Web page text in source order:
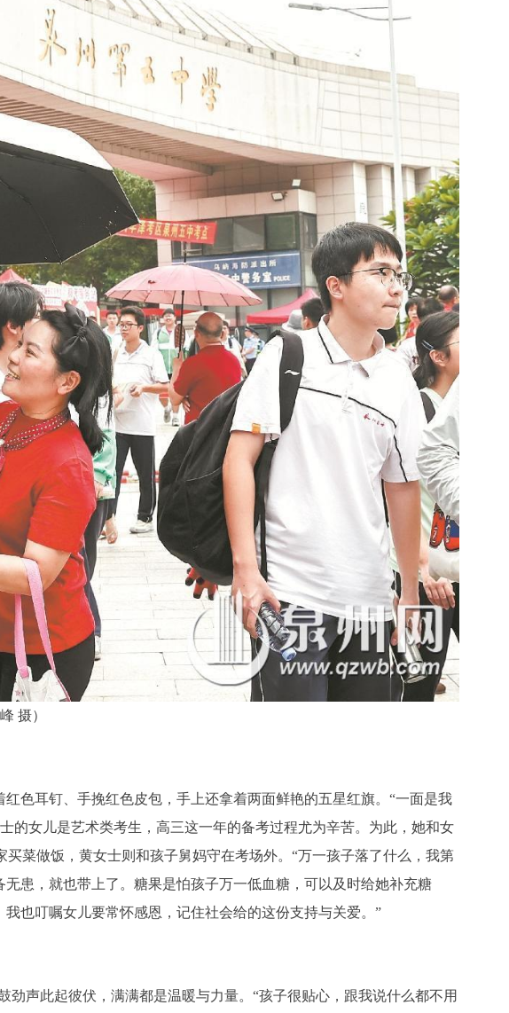
摄）
色耳钉、手挽红色皮包，手上还拿着两面鲜艳的五星红旗。“一面是我
的女儿是艺术类考生，高三这一年的备考过程尤为辛苦。为此，她和女
菜做饭，黄女士则和孩子舅妈守在考场外。“万一孩子落了什么，我第
患，就也带上了。糖果是怕孩子万一低血糖，可以及时给她补充糖
也叮嘱女儿要常怀感恩，记住社会给的这份支持与关爱。”
声此起彼伏，满满都是温暖与力量。“孩子很贴心，跟我说什么都不用